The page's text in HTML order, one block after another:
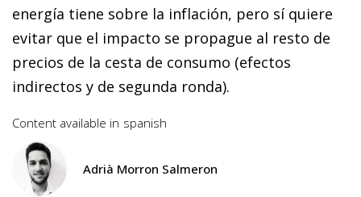
energía tiene sobre la inflación, pero sí quiere
evitar que el impacto se propague al resto de
precios de la cesta de consumo (efectos
indirectos y de segunda ronda).
Content available in spanish
Adrià Morron Salmeron